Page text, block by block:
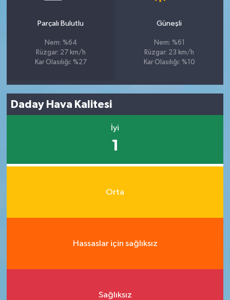
Parçalı Bulutlu
Nem: %64
Rüzgar: 27 km/h
Kar Olasılığı: %27
Güneşli
Nem: %61
Rüzgar: 23 km/h
Kar Olasılığı: %10
Daday Hava Kalitesi
İyi
1
Orta
Hassaslar için sağlıksız
Sağlıksız